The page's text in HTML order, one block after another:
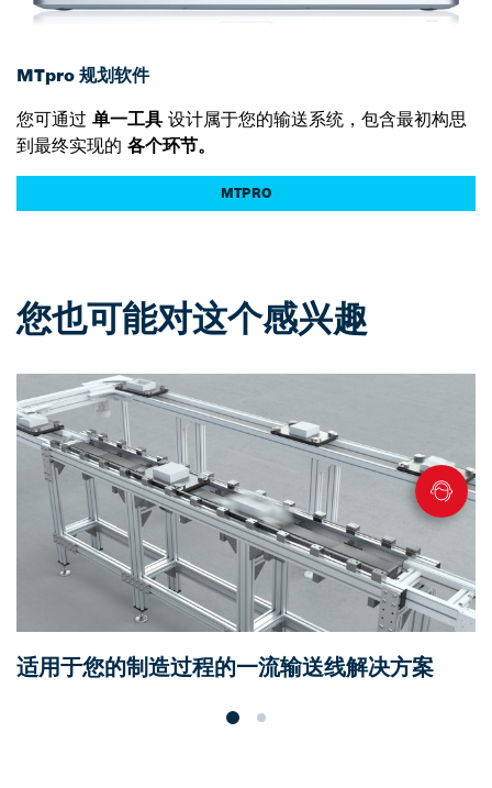
MTpro 规划软件
您可通过 单一工具 设计属于您的输送系统，包含最初构思
到最终实现的 各个环节。
MTPRO
您也可能对这个感兴趣
适用于您的制造过程的一流输送线解决方案